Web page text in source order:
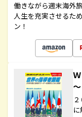
働きながら週末海外
人生を充実させるた
ン！